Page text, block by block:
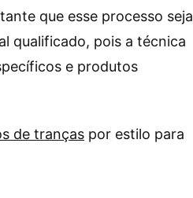
que esse processo seja
qualificado, pois a técnica
e produtos
de tranças por estilo para